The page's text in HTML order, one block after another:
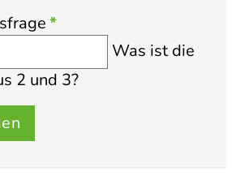
*
Was ist die
2 und 3?